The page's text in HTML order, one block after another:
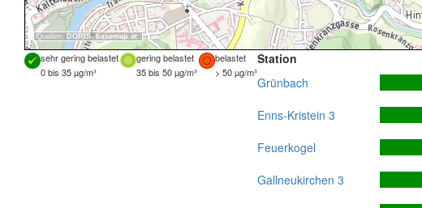
Quellen: DORIS, basemap.at
sehr gering belastet gering belastet
belastet
0 bis 35 µg/m³
35 bis 50 µg/m³ > 50 µg/m³
Station
Grünbach
Enns-Kristein 3
Feuerkogel
Gallneukirchen 3